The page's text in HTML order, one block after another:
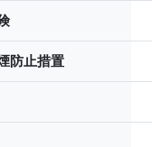
防止措置